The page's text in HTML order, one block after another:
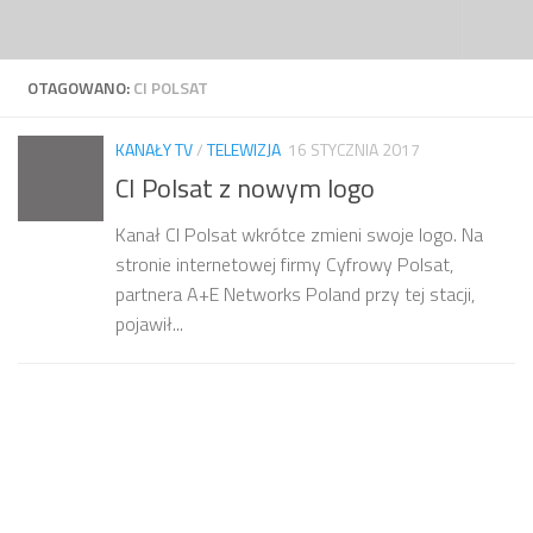
OTAGOWANO:CI POLSAT
KANAŁY TV/TELEWIZJA 16 STYCZNIA 2017
CI Polsat z nowym logo
Kanał CI Polsat wkrótce zmieni swoje logo. Na
stronie internetowej firmy Cyfrowy Polsat,
partnera A+E Networks Poland przy tej stacji,
pojawił...